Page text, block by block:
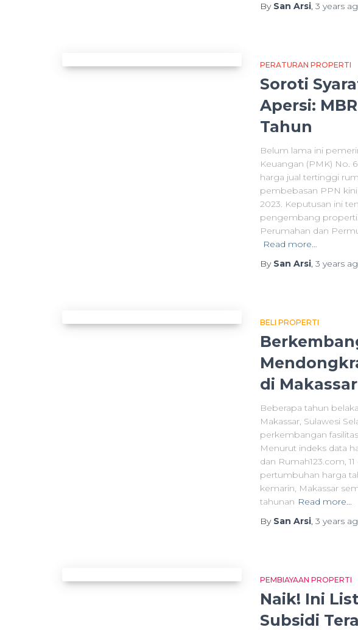
By San Arsi, 3 years
PERATURAN PROPERTI
Soroti
Apersi:
Tahun
Belum lama ini
Keuangan (PMK) No.
harga jual tertinggi
pembebasan PPN kini
2023. Keputusan ini
pengembang
Perumahan dan
Read more…
By San Arsi, 3 years
BELI PROPERTI
di Makassar
Beberapa tahun
Makassar, Sulawesi
perkembangan
Menurut indeks data
dan Rumah123.com,
pertumbuhan harga
kemarin, Makassar
tahunan Read more…
By San Arsi, 3 years
PEMBIAYAAN PROPERTI
Naik! Ini
Subsidi